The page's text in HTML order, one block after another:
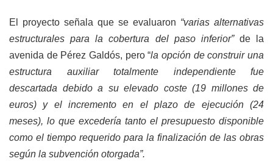
El proyecto señala que se evaluaron “varias alternativas
estructurales para la cobertura del paso inferior”de la
avenida de Pérez Galdós, pero “la opción de construir una
estructura auxiliar totalmente independiente fue
descartada debido a su elevado coste (19 millones de
euros) y el incremento en el plazo de ejecución (24
meses), lo que excedería tanto el presupuesto disponible
como el tiempo requerido para la finalización de las obras
según la subvención otorgada”.